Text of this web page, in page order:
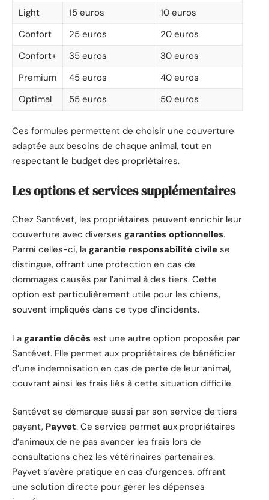
Light 15 euros
10 euros
Confort
25 euros
20 euros
Confort+
35 euros
30 euros
Premium
45 euros
40 euros
Optimal
55 euros 50 euros
Ces formules permettent de choisir une couverture
adaptée aux besoins de chaque animal, tout en
respectant le budget des propriétaires.
Les options et services supplémentaires
Chez Santévet, les propriétaires peuvent enrichir leur
couverture avec diverses garanties optionnelles.
Parmi celles-ci, la garantie responsabilité civile se
distingue, offrant une protection en cas de
dommages causés par l’animal à des tiers. Cette
option est particulièrement utile pour les chiens,
souvent impliqués dans ce type d’incidents.
La garantie décès est une autre option proposée par
Santévet. Elle permet aux propriétaires de bénéficier
d’une indemnisation en cas de perte de leur animal,
couvrant ainsi les frais liés à cette situation difficile.
Santévet se démarque aussi par son service de tiers
payant, Payvet. Ce service permet aux propriétaires
d’animaux de ne pas avancer les frais lors de
consultations chez les vétérinaires partenaires.
Payvet s’avère pratique en cas d’urgences, offrant
une solution directe pour gérer les dépenses